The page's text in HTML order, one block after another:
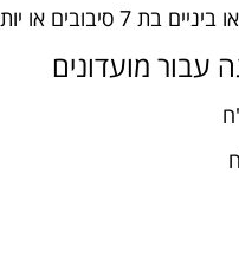
או יותר -
עבור מועדונים